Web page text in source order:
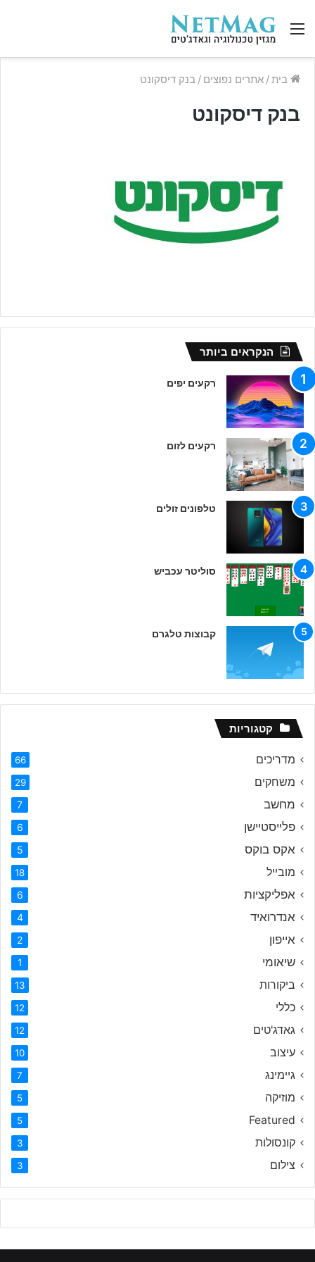
תפריט
בית/ אתרים נפוצים / בנק דיסקונט
בנק דיסקונט
הנקראים ביותר
רקעים יפים
רקעים לזום
טלפונים זולים
סוליטר עכביש
קבוצות טלגרם
קטגוריות
מדריכים 66
משחקים 29
מחשב 7
פלייסטיישן 6
אקס בוקס 5
מובייל 18
אפליקציות 6
אנדרואיד 4
אייפון 2
שיאומי 1
ביקורות 13
כללי 12
גאדג'טים 12
עיצוב 10
גיימינג 7
מוזיקה 5
Featured
5
קונסולות 3
צילום 3